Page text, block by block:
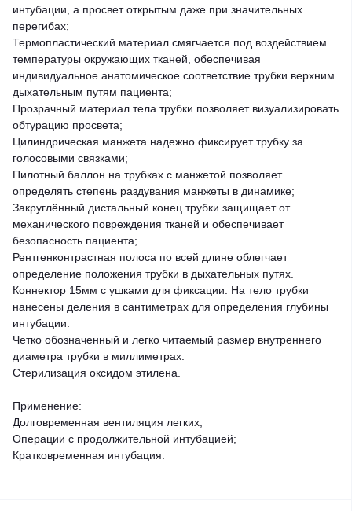
интубации, а просвет открытым даже при значительных
перегибах;
Термопластический материал смягчается под воздействием
температуры окружающих тканей, обеспечивая
индивидуальное анатомическое соответствие трубки верхним
дыхательным путям пациента;
Прозрачный материал тела трубки позволяет визуализировать
обтурацию просвета;
Цилиндрическая манжета надежно фиксирует трубку за
голосовыми связками;
Пилотный баллон на трубках с манжетой позволяет
определять степень раздувания манжеты в динамике;
Закруглённый дистальный конец трубки защищает от
механического повреждения тканей и обеспечивает
безопасность пациента;
Рентгенконтрастная полоса по всей длине облегчает
определение положения трубки в дыхательных путях.
Коннектор 15мм с ушками для фиксации. На тело трубки
нанесены деления в сантиметрах для определения глубины
интубации.
Четко обозначенный и легко читаемый размер внутреннего
диаметра трубки в миллиметрах.
Стерилизация оксидом этилена.
Применение:
Долговременная вентиляция легких;
Операции с продолжительной интубацией;
Кратковременная интубация.